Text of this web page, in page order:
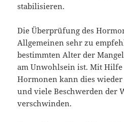
stabilisieren.
Die Überprüfung des
Allgemeinen sehr zu
bestimmten Alter der
am Unwohlsein ist. Mit
Hormonen kann dies
und viele Beschwerden der
verschwinden.